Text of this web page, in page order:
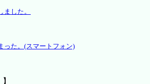
した。
った。(スマートフォン)